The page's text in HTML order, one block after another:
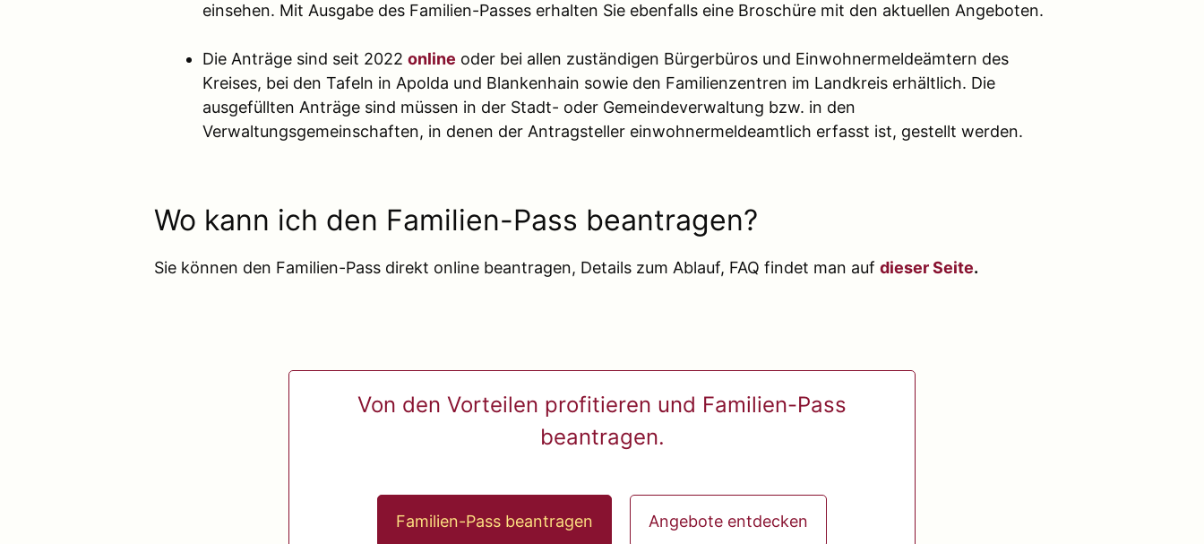
einsehen. Mit Ausgabe des Familien-Passes erhalten Sie ebenfalls eine Broschüre mit den aktuellen Angeboten.
Die Anträge sind seit 2022 online oder bei allen zuständigen Bürgerbüros und Einwohnermeldeämtern des
Kreises, bei den Tafeln in Apolda und Blankenhain sowie den Familienzentren im Landkreis erhältlich. Die
ausgefüllten Anträge sind müssen in der Stadt- oder Gemeindeverwaltung bzw. in den
Verwaltungsgemeinschaften, in denen der Antragsteller einwohnermeldeamtlich erfasst ist, gestellt werden.
Wo kann ich den Familien-Pass beantragen?
Sie können den Familien-Pass direkt online beantragen, Details zum Ablauf, FAQ findet man auf dieser Seite.
Von den Vorteilen profitieren und Familien-Pass
beantragen.
Familien-Pass beantragen Angebote entdecken